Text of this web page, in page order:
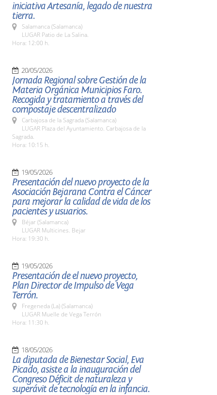
iniciativa Artesanía, legado de nuestra
tierra.
Salamanca (Salamanca)
LUGAR Patio de La Salina.
Hora: 12:00 h.
20/05/2026
Jornada Regional sobre Gestión de la
Materia Orgánica Municipios Faro.
Recogida y tratamiento a través del
compostaje descentralizado
Carbajosa de la Sagrada (Salamanca)
LUGAR Plaza del Ayuntamiento. Carbajosa de la
Sagrada.
Hora: 10:15 h.
19/05/2026
Presentación del nuevo proyecto de la
Asociación Bejarana Contra el Cáncer
para mejorar la calidad de vida de los
pacientes y usuarios.
Béjar (Salamanca)
LUGAR Multicines. Bejar
Hora: 19:30 h.
19/05/2026
Presentación de el nuevo proyecto,
Plan Director de Impulso de Vega
Terrón.
Fregeneda (La) (Salamanca)
LUGAR Muelle de Vega Terrón
Hora: 11:30 h.
18/05/2026
La diputada de Bienestar Social, Eva
Picado, asiste a la inauguración del
Congreso Déficit de naturaleza y
superávit de tecnología en la infancia.